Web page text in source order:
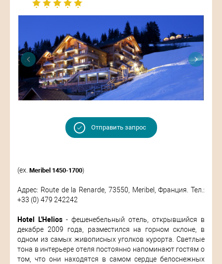
Отправить запрос
(ex. Meribel 1450-1700)
Адрес: Route de la Renarde, 73550, Meribel, Франция. Тел.:
+33 (0) 479 242242
Hotel L'Helios - фешенебельный отель, открывшийся в
декабре 2009 года, разместился на горном склоне, в
одном из самых живописных уголков курорта. Светлые
тона в интерьере отеля постоянно напоминают гостям о
том, что они находятся в самом сердце белоснежных